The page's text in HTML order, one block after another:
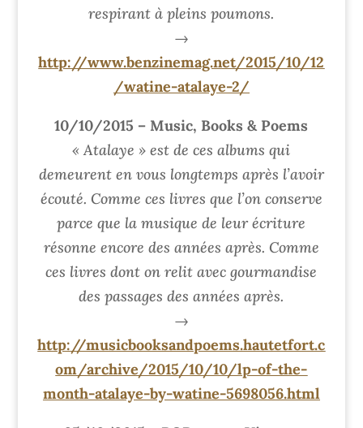
respirant à pleins poumons.
→
http://www.benzinemag.net/2015/10/12
/watine-atalaye-2/
10/10/2015 – Music, Books & Poems
« Atalaye » est de ces albums qui
demeurent en vous longtemps après l’avoir
écouté. Comme ces livres que l’on conserve
parce que la musique de leur écriture
résonne encore des années après. Comme
ces livres dont on relit avec gourmandise
des passages des années après.
→
http://musicbooksandpoems.hautetfort.c
om/archive/2015/10/10/lp-of-the-
month-atalaye-by-watine-5698056.html